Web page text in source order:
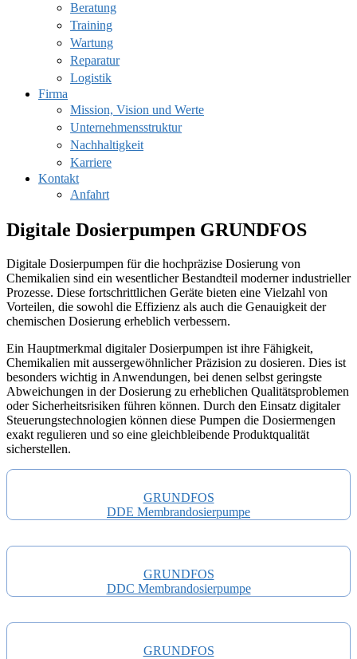
Beratung
Training
Wartung
Reparatur
Logistik
Firma
Mission, Vision und Werte
Unternehmensstruktur
Nachhaltigkeit
Karriere
Kontakt
Anfahrt
Digitale Dosierpumpen GRUNDFOS
Digitale Dosierpumpen für die hochpräzise Dosierung von
Chemikalien sind ein wesentlicher Bestandteil moderner industrieller
Prozesse. Diese fortschrittlichen Geräte bieten eine Vielzahl von
Vorteilen, die sowohl die Effizienz als auch die Genauigkeit der
chemischen Dosierung erheblich verbessern.
Ein Hauptmerkmal digitaler Dosierpumpen ist ihre Fähigkeit,
Chemikalien mit aussergewöhnlicher Präzision zu dosieren. Dies ist
besonders wichtig in Anwendungen, bei denen selbst geringste
Abweichungen in der Dosierung zu erheblichen Qualitätsproblemen
oder Sicherheitsrisiken führen können. Durch den Einsatz digitaler
Steuerungstechnologien können diese Pumpen die Dosiermengen
exakt regulieren und so eine gleichbleibende Produktqualität
sicherstellen.
GRUNDFOS
DDE Membrandosierpumpe
GRUNDFOS
DDC Membrandosierpumpe
GRUNDFOS